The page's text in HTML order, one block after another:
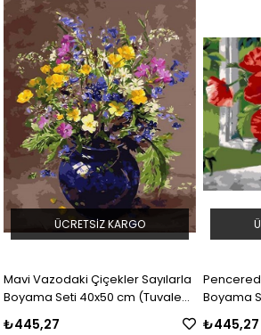
Mavi Vazodaki Çiçekler Sayılarla
Boyama Seti 40x50 cm (Tuvale
Gerili) - Womb Hobby
₺445,27
ÜCRETSIZ KARGO
Boyama
Gerili)
₺445,27